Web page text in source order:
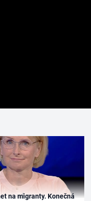
na migranty. Konečná